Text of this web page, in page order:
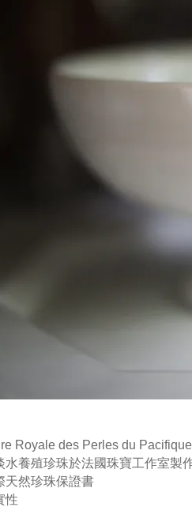
Royale des Perles du Pacifique
水養殖珍珠於法國珠寶工作室製
天然珍珠保證書
性